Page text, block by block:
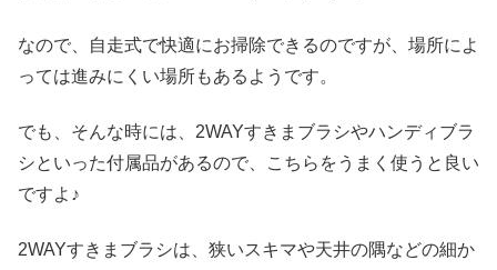
なので、自走式で快適にお掃除できるのですが、場所によ
っては進みにくい場所もあるようです。
でも、そんな時には、2WAYすきまブラシやハンディブラ
シといった付属品があるので、こちらをうまく使うと良い
ですよ♪
2WAYすきまブラシは、狭いスキマや天井の隅などの細か